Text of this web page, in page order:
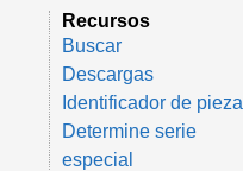
Recursos
Buscar
Descargas
Identificador de pieza
Determine serie
especial